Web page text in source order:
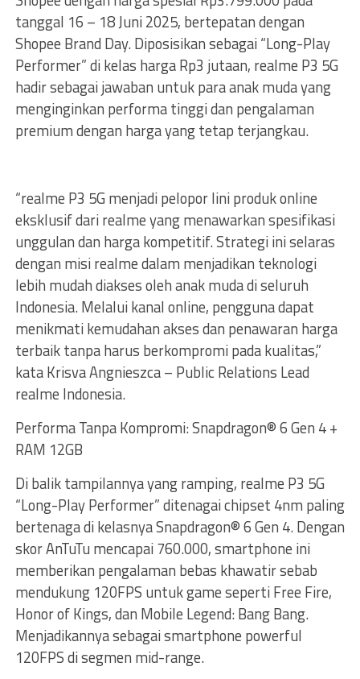
tanggal 16 – 18 Juni 2025, bertepatan dengan
Shopee Brand Day. Diposisikan sebagai “Long-Play
Performer” di kelas harga Rp3 jutaan, realme P3 5G
hadir sebagai jawaban untuk para anak muda yang
menginginkan performa tinggi dan pengalaman
premium dengan harga yang tetap terjangkau.
“realme P3 5G menjadi pelopor lini produk online
eksklusif dari realme yang menawarkan spesifikasi
unggulan dan harga kompetitif. Strategi ini selaras
dengan misi realme dalam menjadikan teknologi
lebih mudah diakses oleh anak muda di seluruh
Indonesia. Melalui kanal online, pengguna dapat
menikmati kemudahan akses dan penawaran harga
terbaik tanpa harus berkompromi pada kualitas,”
kata Krisva Angnieszca – Public Relations Lead
realme Indonesia.
Performa Tanpa Kompromi: Snapdragon® 6 Gen 4 +
RAM 12GB
Di balik tampilannya yang ramping, realme P3 5G
“Long-Play Performer” ditenagai chipset 4nm paling
bertenaga di kelasnya Snapdragon® 6 Gen 4. Dengan
skor AnTuTu mencapai 760.000, smartphone ini
memberikan pengalaman bebas khawatir sebab
mendukung 120FPS untuk game seperti Free Fire,
Honor of Kings, dan Mobile Legend: Bang Bang.
Menjadikannya sebagai smartphone powerful
120FPS di segmen mid-range.